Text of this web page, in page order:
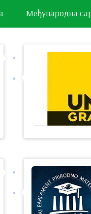
Међународна